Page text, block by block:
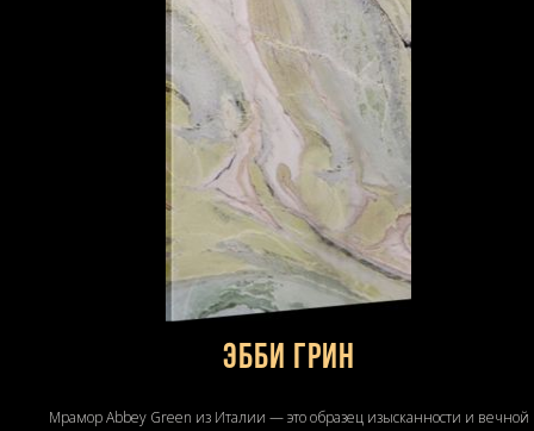
Эбби Грин
Мрамор Abbey Green из Италии — это образец изысканности и вечной